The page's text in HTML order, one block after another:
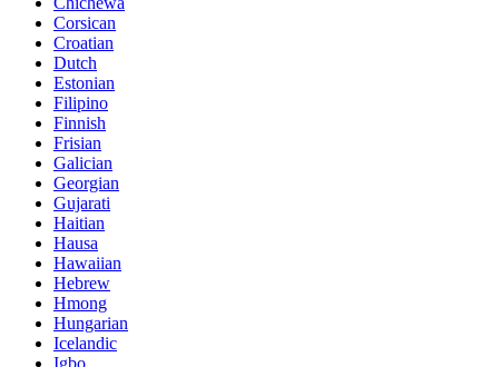
Corsican
Croatian
Dutch
Estonian
Filipino
Finnish
Frisian
Galician
Georgian
Gujarati
Haitian
Hausa
Hawaiian
Hebrew
Hmong
Hungarian
Icelandic
Igbo